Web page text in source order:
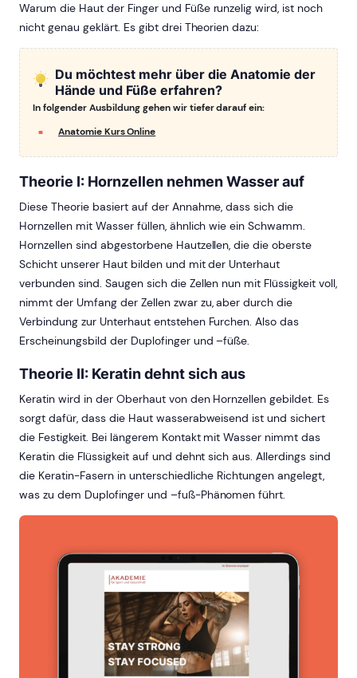
Warum die Haut der Finger und Füße runzelig wird, ist noch
nicht genau geklärt. Es gibt drei Theorien dazu:
Du möchtest mehr über die Anatomie der
Hände und Füße erfahren?
In folgender Ausbildung gehen wir tiefer darauf ein:
Anatomie Kurs Online
Theorie I: Hornzellen nehmen Wasser auf
Diese Theorie basiert auf der Annahme, dass sich die
Hornzellen mit Wasser füllen, ähnlich wie ein Schwamm.
Hornzellen sind abgestorbene Hautzellen, die die oberste
Schicht unserer Haut bilden und mit der Unterhaut
verbunden sind. Saugen sich die Zellen nun mit Flüssigkeit voll,
nimmt der Umfang der Zellen zwar zu, aber durch die
Verbindung zur Unterhaut entstehen Furchen. Also das
Erscheinungsbild der Duplofinger und –füße.
Theorie II: Keratin dehnt sich aus
Keratin wird in der Oberhaut von den Hornzellen gebildet. Es
sorgt dafür, dass die Haut wasserabweisend ist und sichert
die Festigkeit. Bei längerem Kontakt mit Wasser nimmt das
Keratin die Flüssigkeit auf und dehnt sich aus. Allerdings sind
die Keratin-Fasern in unterschiedliche Richtungen angelegt,
was zu dem Duplofinger und –fuß-Phänomen führt.